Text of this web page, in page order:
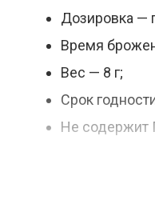
Дозировка —
Время
Вес — 8 г;
Срок
Не содержит